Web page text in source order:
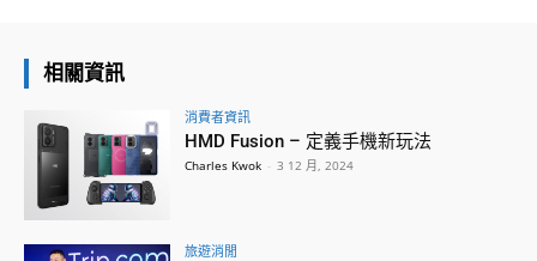
相關資訊
消費者資訊
HMD Fusion – 定義手機新玩法
Charles Kwok - 3 12 月, 2024
旅遊消閒